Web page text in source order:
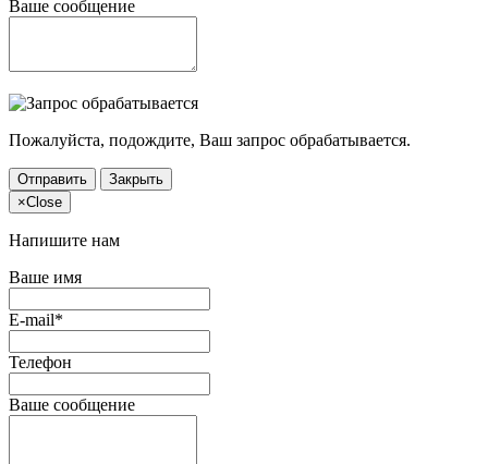
Ваше сообщение
Пожалуйста, подождите, Ваш запрос обрабатывается.
Отправить
Закрыть
×Close
Напишите нам
Ваше имя
E-mail*
Телефон
Ваше сообщение